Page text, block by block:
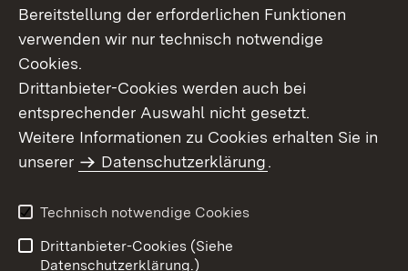
Benutzungshinweise
Erklärung zur
Bereitstellung der erforderlichen Funktionen
verwenden wir nur technisch notwendige
Cookies.
Drittanbieter-Cookies werden auch bei
entsprechender Auswahl nicht gesetzt.
Weitere Informationen zu Cookies erhalten Sie in
unserer
Datenschutzerklärung.
Technisch notwendige Cookies
Drittanbieter-Cookies (Siehe
Datenschutzerklärung.)